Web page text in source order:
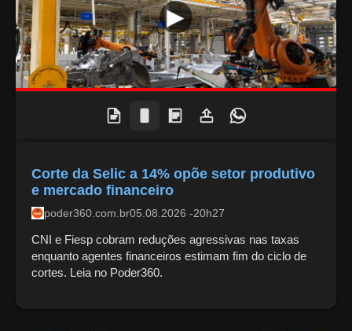
Corte da Selic a 14% opõe setor produtivo
e mercado financeiro
poder360.com.br05.08.2026 -20h27
CNI e Fiesp cobram reduções agressivas nas taxas
enquanto agentes financeiros estimam fim do ciclo de
cortes. Leia no Poder360.